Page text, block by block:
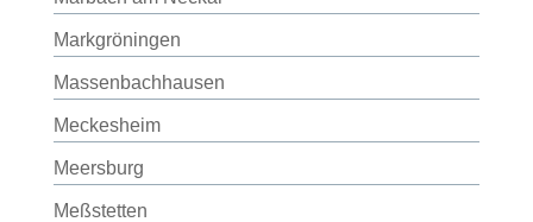
Markgröningen
Massenbachhausen
Meckesheim
Meersburg
Meßstetten